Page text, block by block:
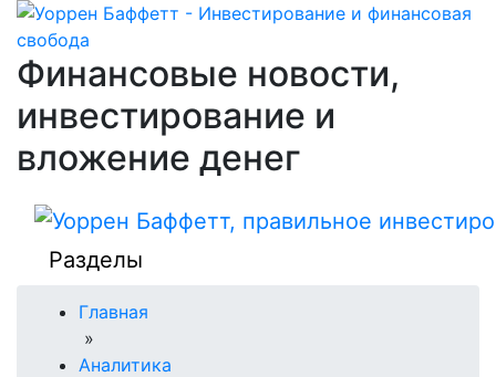
Финансовые новости,
инвестирование и
вложение денег
Разделы
Главная
»
Аналитика